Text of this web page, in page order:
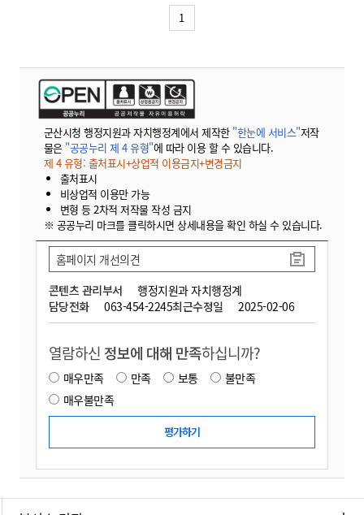
1
군산시청 행정지원과 자치행정계에서 제작한 "한눈에 서비스"저작
물은 "공공누리 제 4 유형"에 따라 이용 할 수 있습니다.
제 4 유형: 출처표시+상업적 이용금지+변경금지
출처표시
비상업적 이용만 가능
변형 등 2차적 저작물 작성 금지
※ 공공누리 마크를 클릭하시면 상세내용을 확인 하실 수 있습니다.
콘텐츠 관리부서
행정지원과 자치행정계
담당전화
063-454-2245최근수정일 2025-02-06
홈페이지 개선의견
열람하신 정보에 대해 만족하십니까?
매우만족 만족 보통
불만족
매우불만족